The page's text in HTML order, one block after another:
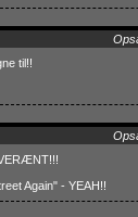
til!!
Again" - YEAH!!